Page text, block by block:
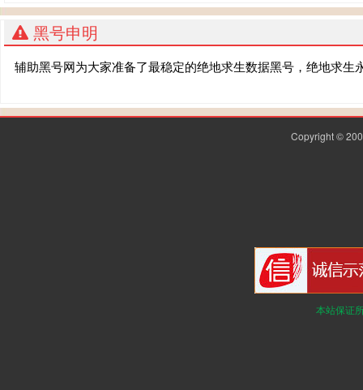
黑号申明
辅助黑号网为大家准备了最稳定的绝地求生数据黑号，绝地求
Copyright ©
本站保证